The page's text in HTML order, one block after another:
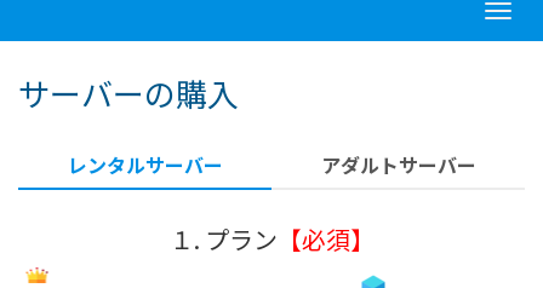
A
t
サーバーの購入
レンタルサーバー アダルトサーバー
１. プラン 【必須】